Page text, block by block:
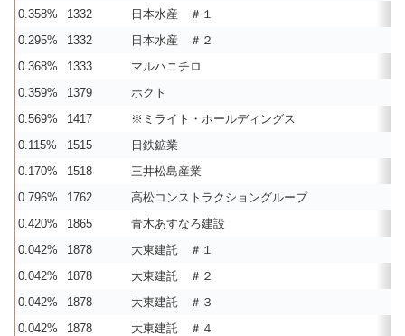
0.358%
1332
日本水産 ＃１
0.295%
1332
日本水産 ＃２
0.368%
1333
マルハニチロ
0.359%
1379
ホクト
0.569%
1417
※ミライト・ホールディングス
0.115%
1515
日鉄鉱業
0.170%
1518
三井松島産業
0.796%
1762
高松コンストラクショングループ
0.420%
1865
青木あすなろ建設
0.042%
1878
大東建託 ＃１
0.042%
1878
大東建託 ＃２
0.042%
1878
大東建託 ＃３
0.042%
1878
大東建託 ＃４